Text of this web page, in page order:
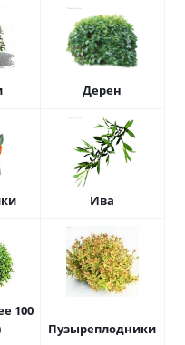
Дерен
Ива
100
Пузыреплодники